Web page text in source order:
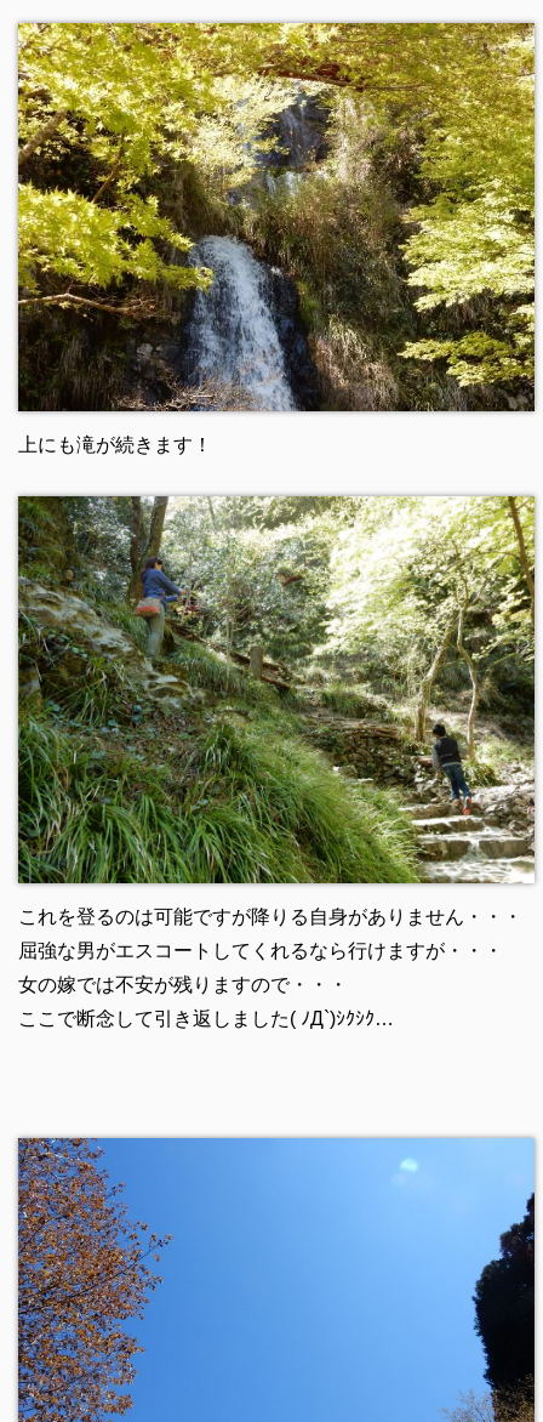
上にも滝が続きます！
これを登るのは可能ですが降りる自身がありません・・・
屈強な男がエスコートしてくれるなら行けますが・・・
女の嫁では不安が残りますので・・・
ここで断念して引き返しました( ﾉД`)ｼｸｼｸ…